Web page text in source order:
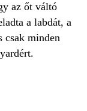
az őt váltó
a labdát, a
csak minden